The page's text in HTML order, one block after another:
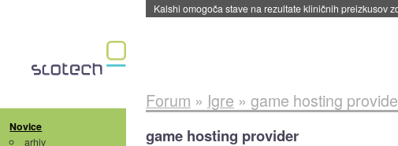
Kalshi omogoča stave na rezultate kliničnih preizkusov
Novice
arhiv
Forum » Igre » game hosting
game hosting provider